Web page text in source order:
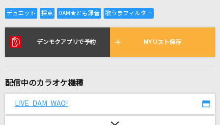
リアルタイムで歌われている曲の一覧
五番街のマリーへ
わたがし
back number
デンモクアプリで予約 MYリスト保存
配信中のカラオケ機種
LIVE DAM WAO!